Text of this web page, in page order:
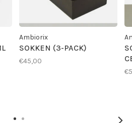
Ambiorix
SOKKEN (3-PACK)
€45,00